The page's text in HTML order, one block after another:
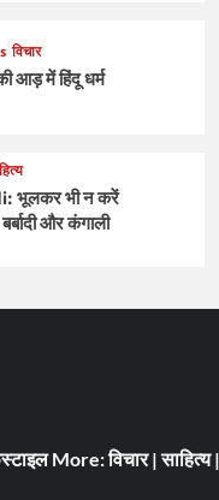
विचार
आड़ में हिंदू धर्म
भूलकर भी न करें
और कंगाली
More:विचार|साहित्य|